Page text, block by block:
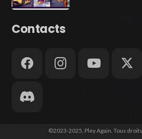
Contacts
©2023-2025, Pley Again. Tous